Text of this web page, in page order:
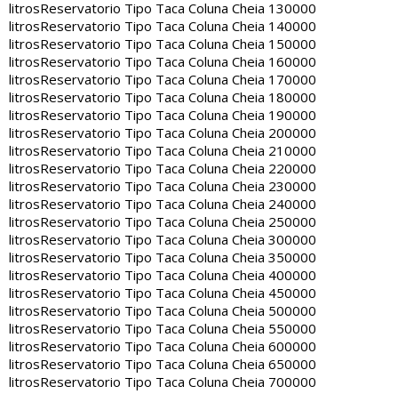
litrosReservatorio Tipo Taca Coluna Cheia 130000
litrosReservatorio Tipo Taca Coluna Cheia 140000
litrosReservatorio Tipo Taca Coluna Cheia 150000
litrosReservatorio Tipo Taca Coluna Cheia 160000
litrosReservatorio Tipo Taca Coluna Cheia 170000
litrosReservatorio Tipo Taca Coluna Cheia 180000
litrosReservatorio Tipo Taca Coluna Cheia 190000
litrosReservatorio Tipo Taca Coluna Cheia 200000
litrosReservatorio Tipo Taca Coluna Cheia 210000
litrosReservatorio Tipo Taca Coluna Cheia 220000
litrosReservatorio Tipo Taca Coluna Cheia 230000
litrosReservatorio Tipo Taca Coluna Cheia 240000
litrosReservatorio Tipo Taca Coluna Cheia 250000
litrosReservatorio Tipo Taca Coluna Cheia 300000
litrosReservatorio Tipo Taca Coluna Cheia 350000
litrosReservatorio Tipo Taca Coluna Cheia 400000
litrosReservatorio Tipo Taca Coluna Cheia 450000
litrosReservatorio Tipo Taca Coluna Cheia 500000
litrosReservatorio Tipo Taca Coluna Cheia 550000
litrosReservatorio Tipo Taca Coluna Cheia 600000
litrosReservatorio Tipo Taca Coluna Cheia 650000
litrosReservatorio Tipo Taca Coluna Cheia 700000